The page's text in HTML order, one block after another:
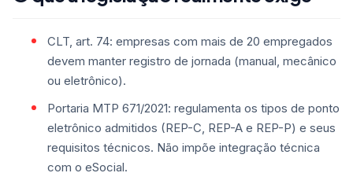
CLT, art. 74: empresas com mais de 20 empregados
devem manter registro de jornada (manual, mecânico
ou eletrônico).
Portaria MTP 671/2021: regulamenta os tipos de ponto
eletrônico admitidos (REP-C, REP-A e REP-P) e seus
requisitos técnicos. Não impõe integração técnica
com o eSocial.